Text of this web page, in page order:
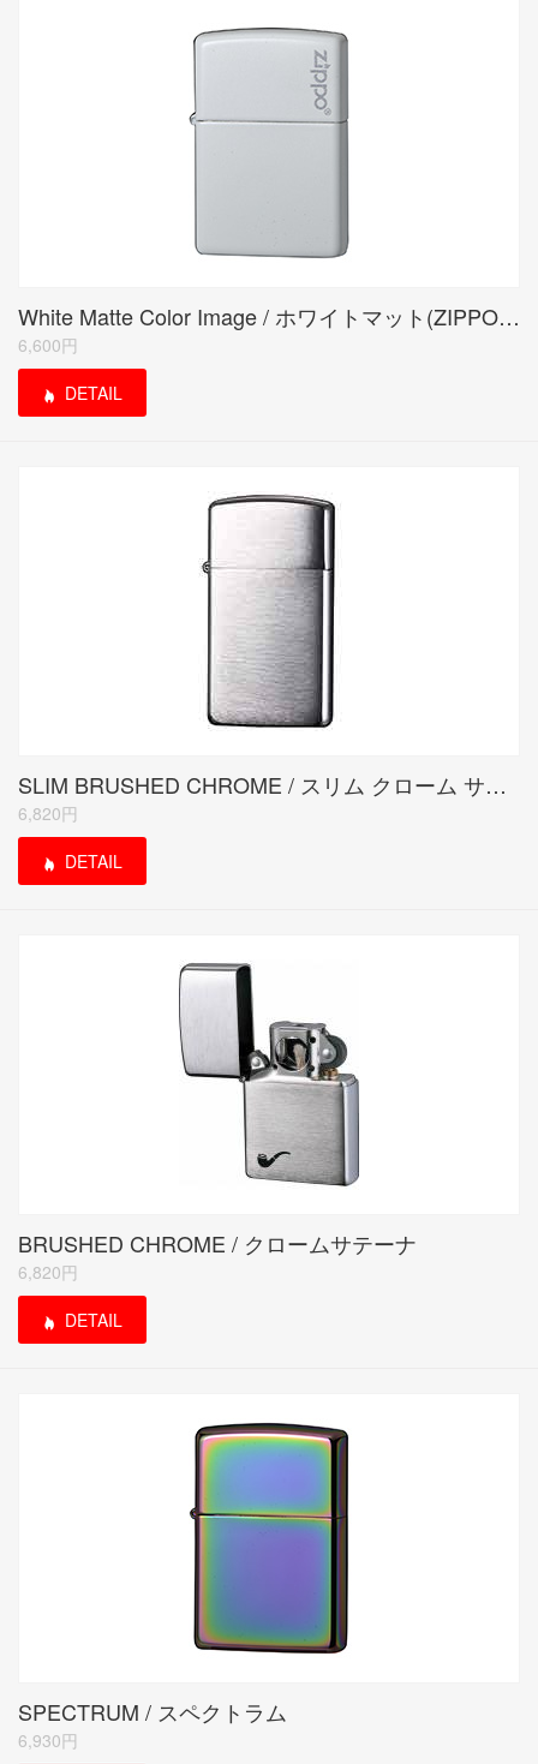
White Matte Color Image / ホワイトマット(ZIPPO LOGO)
6,600円
DETAIL
SLIM BRUSHED CHROME / スリム クローム サテーナ
6,820円
DETAIL
BRUSHED CHROME / クロームサテーナ
6,820円
DETAIL
SPECTRUM / スペクトラム
6,930円